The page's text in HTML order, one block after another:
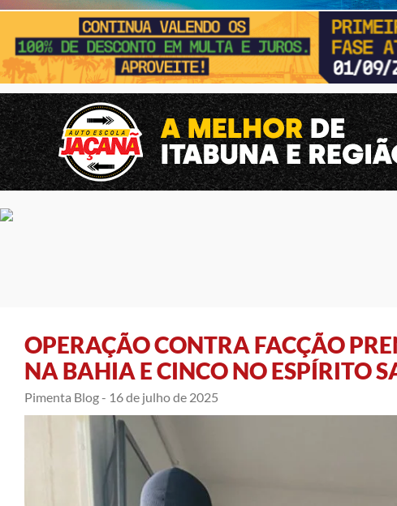
OPERAÇÃO CONTRA FACÇÃO
NA BAHIA E CINCO NO ESPÍRITO
Pimenta Blog - 16 de julho de 2025